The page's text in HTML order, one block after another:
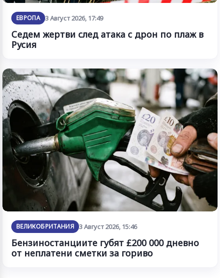
ЕВРОПА 3 Август 2026, 17:49
Седем жертви след атака с дрон по плаж в
Русия
ВЕЛИКОБРИТАНИЯ 3 Август 2026, 15:46
Бензиностанциите губят £200 000 дневно
от неплатени сметки за гориво